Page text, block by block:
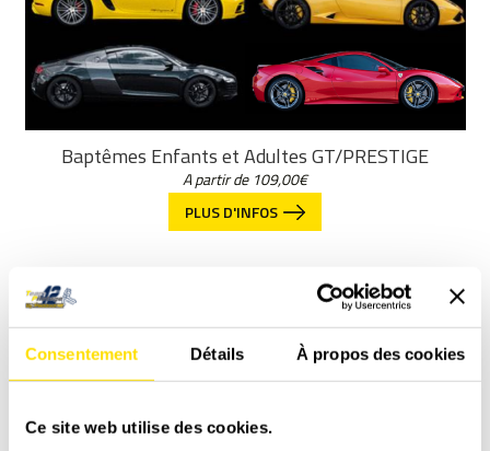
Consentement Détails À propos des cookies
Ce site web utilise des cookies.
Baptêmes Enfants et Adultes GT/PRESTIGE
A partir de 109,00€
PLUS D'INFOS